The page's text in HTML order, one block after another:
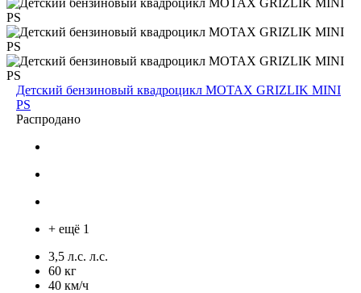
Детский бензиновый квадроцикл MOTAX GRIZLIK MINI
PS
Распродано
+ ещё 1
3,5 л.с. л.с.
60 кг
40 км/ч